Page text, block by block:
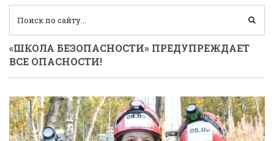
«ШКОЛА БЕЗОПАСНОСТИ» ПРЕДУПРЕЖДАЕТ
ВСЕ ОПАСНОСТИ!